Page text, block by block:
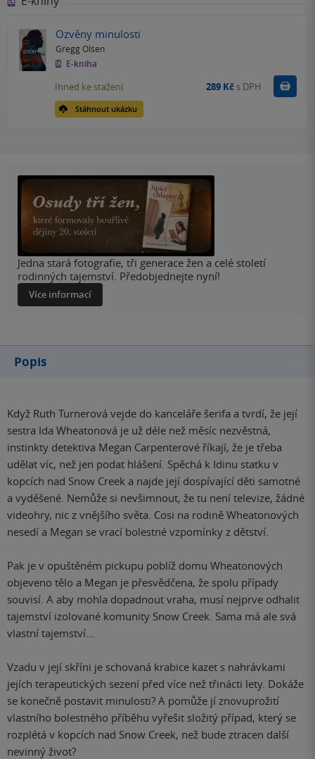
Ozvěny minulosti
Gregg Olsen
E-kniha
Stáhnout ukázku
Ihned ke stažení 289 Kč s DPH Koupit
Jedna stará fotografie, tři generace žen a celé století
rodinných tajemství. Předobjednejte nyní!
Více informací
Popis
Když Ruth Turnerová vejde do kanceláře šerifa a tvrdí, že její
sestra Ida Wheatonová je už déle než měsíc nezvěstná,
instinkty detektiva Megan Carpenterové říkají, že je třeba
udělat víc, než jen podat hlášení. Spěchá k Idinu statku v
kopcích nad Snow Creek a najde její dospívající děti samotné
a vyděšené. Nemůže si nevšimnout, že tu není televize, žádné
videohry, nic z vnějšího světa. Cosi na rodině Wheatonových
nesedí a Megan se vrací bolestné vzpomínky z dětství.
Pak je v opuštěném pickupu poblíž domu Wheatonových
objeveno tělo a Megan je přesvědčena, že spolu případy
souvisí. A aby mohla dopadnout vraha, musí nejprve odhalit
tajemství izolované komunity Snow Creek. Sama má ale svá
vlastní tajemství...
Vzadu v její skříni je schovaná krabice kazet s nahrávkami
jejích terapeutických sezení před více než třinácti lety. Dokáže
se konečně postavit minulosti? A pomůže jí znovuprožití
vlastního bolestného příběhu vyřešit složitý případ, který se
rozplétá v kopcích nad Snow Creek, než bude ztracen další
nevinný život?